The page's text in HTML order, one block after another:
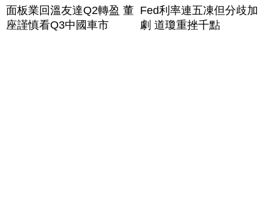
面板業回溫友達Q2轉盈 董
座謹慎看Q3中國車市
Fed利率連五凍但分歧加
劇 道瓊重挫千點